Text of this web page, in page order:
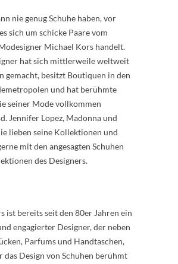
nie genug Schuhe haben, vor
sich um schicke Paare vom
Michael Kors handelt.
hat sich mittlerweile weltweit
gemacht, besitzt Boutiquen in den
und hat berühmte
seiner Mode vollkommen
Jennifer Lopez, Madonna und
lieben seine Kollektionen und
mit den angesagten Schuhen
des Designers.
ist bereits seit den 80er Jahren ein
engagierter Designer, der neben
Parfums und Handtaschen,
das Design von Schuhen berühmt